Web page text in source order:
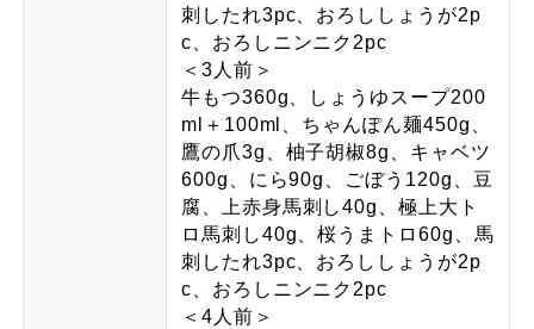
刺したれ3pc、おろししょうが2p
c、おろしニンニク2pc
＜3人前＞
牛もつ360g、しょうゆスープ200
ml＋100ml、ちゃんぽん麺450g、
鷹の爪3g、柚子胡椒8g、キャベツ
600g、にら90g、ごぼう120g、豆
腐、上赤身馬刺し40g、極上大ト
ロ馬刺し40g、桜うまトロ60g、馬
刺したれ3pc、おろししょうが2p
c、おろしニンニク2pc
＜4人前＞